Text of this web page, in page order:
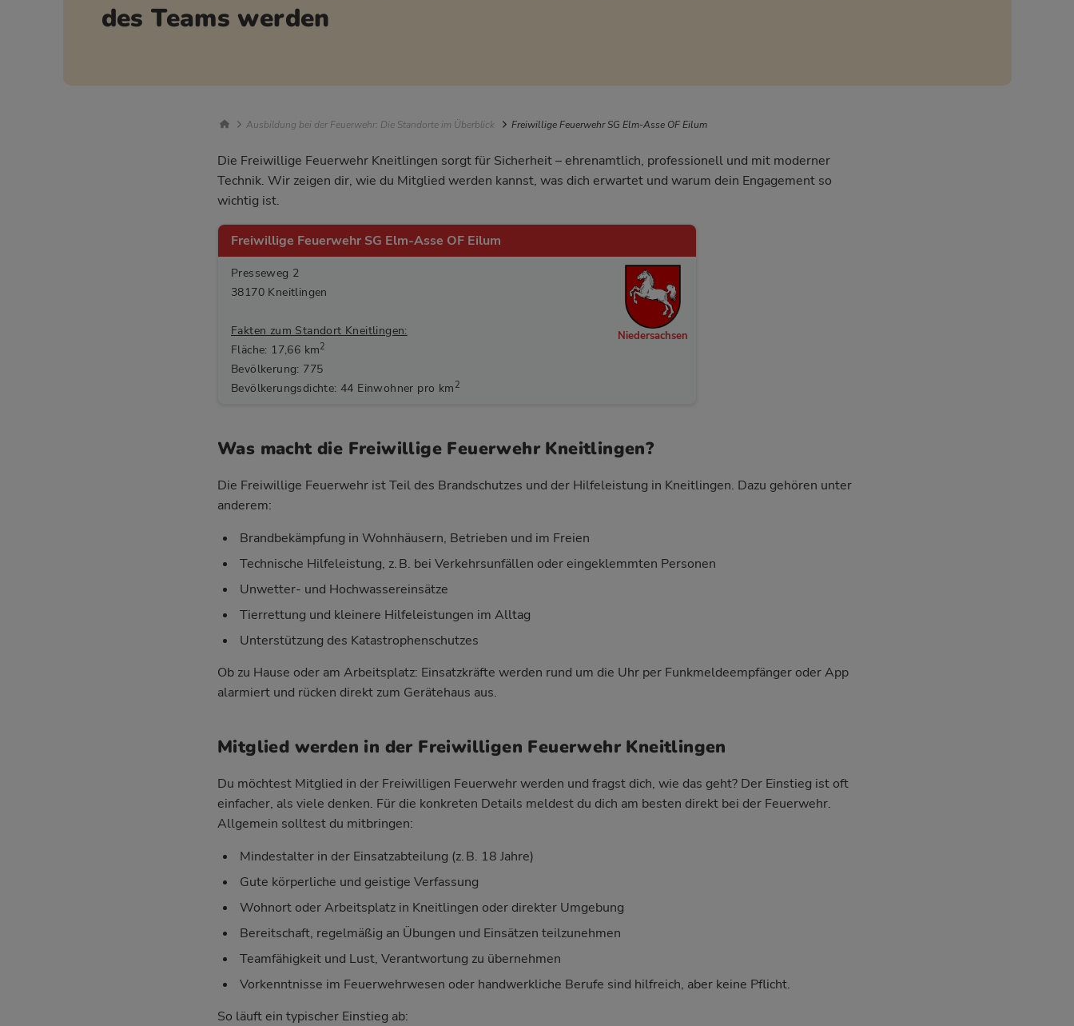
des Teams werden
Breadcrumb Navigation
Ausbildung bei der Feuerwehr: Die Standorte im Überblick Freiwillige Feuerwehr SG Elm-Asse OF Eilum
Die Freiwillige Feuerwehr Kneitlingen sorgt für Sicherheit – ehrenamtlich, professionell und mit moderner
Technik. Wir zeigen dir, wie du Mitglied werden kannst, was dich erwartet und warum dein Engagement so
wichtig ist.
Freiwillige Feuerwehr SG Elm-Asse OF Eilum
Presseweg 2
38170 Kneitlingen
Fakten zum Standort Kneitlingen:
Fläche: 17,66 km2
Bevölkerung: 775
Bevölkerungsdichte: 44 Einwohner pro km 2
Niedersachsen
Was macht die Freiwillige Feuerwehr Kneitlingen?
Die Freiwillige Feuerwehr ist Teil des Brandschutzes und der Hilfeleistung in Kneitlingen. Dazu gehören unter
anderem:
Brandbekämpfung in Wohnhäusern, Betrieben und im Freien
Technische Hilfeleistung, z. B. bei Verkehrsunfällen oder eingeklemmten Personen
Unwetter- und Hochwassereinsätze
Tierrettung und kleinere Hilfeleistungen im Alltag
Unterstützung des Katastrophenschutzes
Ob zu Hause oder am Arbeitsplatz: Einsatzkräfte werden rund um die Uhr per Funkmeldeempfänger oder App
alarmiert und rücken direkt zum Gerätehaus aus.
Mitglied werden in der Freiwilligen Feuerwehr Kneitlingen
Du möchtest Mitglied in der Freiwilligen Feuerwehr werden und fragst dich, wie das geht? Der Einstieg ist oft
einfacher, als viele denken. Für die konkreten Details meldest du dich am besten direkt bei der Feuerwehr.
Allgemein solltest du mitbringen:
Mindestalter in der Einsatzabteilung (z. B. 18 Jahre)
Gute körperliche und geistige Verfassung
Wohnort oder Arbeitsplatz in Kneitlingen oder direkter Umgebung
Bereitschaft, regelmäßig an Übungen und Einsätzen teilzunehmen
Teamfähigkeit und Lust, Verantwortung zu übernehmen
Vorkenntnisse im Feuerwehrwesen oder handwerkliche Berufe sind hilfreich, aber keine Pflicht.
So läuft ein typischer Einstieg ab: